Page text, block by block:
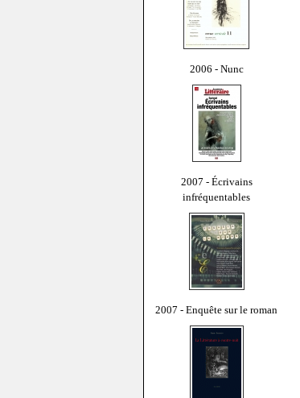
2006 - Nunc
2007 - Écrivains
infréquentables
2007 - Enquête sur le roman